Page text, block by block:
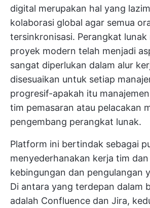
digital merupakan hal yang
kolaborasi global agar semua
tersinkronisasi. Perangkat lunak
proyek modern telah menjadi
sangat diperlukan dalam alur
disesuaikan untuk setiap
progresif-apakah itu
tim pemasaran atau pelacakan
pengembang perangkat lunak.
Platform ini bertindak sebagai
menyederhanakan kerja tim
kebingungan dan pengulangan
Di antara yang terdepan dalam
adalah Confluence dan Jira,